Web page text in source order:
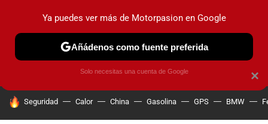
PRUEBAS COCHES ELÉCTRICOS OBSERVATORIO
HOY SE HABLA DE
Seguridad Calor China Gasolina GPS BMW
×
Ya puedes ver más de Motorpasion en Google
Añádenos como fuente preferida
Solo necesitas una cuenta de Google